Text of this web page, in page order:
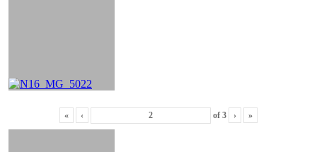
« ‹ of 3 › »